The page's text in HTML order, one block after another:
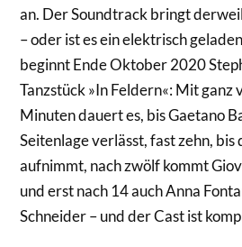
an. Der Soundtrack bringt
– oder ist es ein elektrisch
beginnt Ende Oktober 2020
Tanzstück »In Feldern«: Mit ganz
Minuten dauert es, bis Gaetano
Seitenlage verlässt, fast zehn,
aufnimmt, nach zwölf kommt
und erst nach 14 auch Anna
Schneider – und der Cast ist